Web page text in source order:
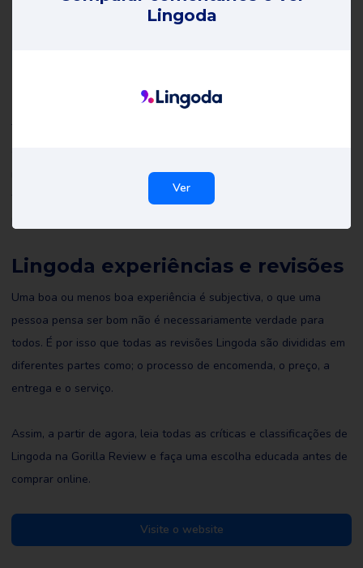
Lingoda opiniões
Todas as críticas de Lingoda on Review Gorilla são escritas por
nós nem por ninguém e reflectem as experiências do revisor. Leia
todas as resenhas de Lingoda e talvez até escreva você mesmo
Lingoda experiências e revisões
Uma boa ou menos boa experiência é subjectiva, o que uma
pessoa pensa ser bom não é necessariamente verdade para
todos. É por isso que todas as revisões Lingoda são divididas em
diferentes partes como; o processo de encomenda, o preço, a
entrega e o serviço.
Assim, a partir de agora, leia todas as críticas e classificações de
Lingoda na Gorilla Review e faça uma escolha educada antes de
comprar online.
Visite o website
Lingoda
Ver